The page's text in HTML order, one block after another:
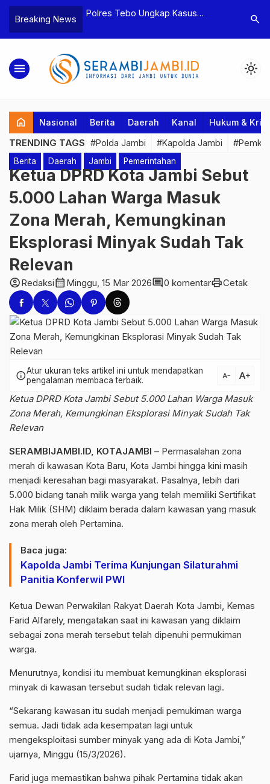
Breaking News
BPD, Polres
Tersangka
Polres Tebo Ungkap Kasus
Dua Pelaku Pengeroyokan di Sumay
Terkait
Kakanwil
search
menu light_mode
home Nasional Berita Daerah Kanal Hukum &
TRENDING TAGS #Polda Jambi #Kapolda Jambi
Berita Daerah Jambi Pemerintahan
Ketua DPRD Kota Jambi Sebut
5.000 Lahan Warga Masuk
Zona Merah, Kemungkinan
Eksplorasi Minyak Sudah Tak
Relevan
account_circleRedaksicalendar_month Minggu, 15 Mar 2026comment0 komentarprintCetak
infoAtur ukuran teks artikel ini untuk mendapatkan
pengalaman membaca terbaik.
text_decrease text_increase
Ketua DPRD Kota Jambi Sebut 5.000 Lahan Warga Masuk
Zona Merah, Kemungkinan Eksplorasi Minyak Sudah Tak
Relevan
SERAMBIJAMBI.ID, KOTAJAMBI – Permasalahan zona
merah di kawasan Kota Baru, Kota Jambi hingga kini masih
menjadi keresahan bagi masyarakat. Pasalnya, lebih dari
5.000 bidang tanah milik warga yang telah memiliki Sertifikat
Hak Milik (SHM) diklaim berada dalam kawasan yang masuk
zona merah oleh Pertamina.
Baca juga:
Kapolda Jambi Terima Kunjungan Silaturahmi
Panitia Konferwil PWI
Ketua Dewan Perwakilan Rakyat Daerah Kota Jambi, Kemas
Farid Alfarely, mengatakan saat ini kawasan yang diklaim
sebagai zona merah tersebut telah dipenuhi permukiman
warga.
Menurutnya, kondisi itu membuat kemungkinan eksplorasi
minyak di kawasan tersebut sudah tidak relevan lagi.
“Sekarang kawasan itu sudah menjadi pemukiman warga
semua. Jadi tidak ada kesempatan lagi untuk
mengeksploitasi sumber minyak yang ada di Kota Jambi,”
ujarnya, Minggu (15/3/2026).
Farid juga memastikan bahwa pihak Pertamina tidak akan